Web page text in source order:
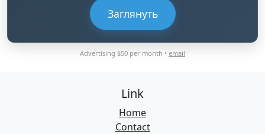
Заглянуть
Advertising $50 per month • email
Link
Home
Contact